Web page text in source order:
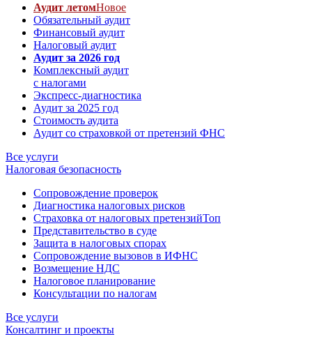
Аудит летомНовое
Обязательный аудит
Финансовый аудит
Налоговый аудит
Аудит за 2026 год
Комплексный аудит
с налогами
Экспресс-диагностика
Аудит за 2025 год
Стоимость аудита
Аудит со страховкой от претензий ФНС
Все услуги
Налоговая безопасность
Сопровождение проверок
Диагностика налоговых рисков
Страховка от налоговых претензийТоп
Представительство в суде
Защита в налоговых спорах
Сопровождение вызовов в ИФНС
Возмещение НДС
Налоговое планирование
Консультации по налогам
Все услуги
Консалтинг и проекты